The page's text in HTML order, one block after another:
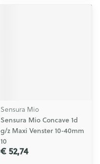
Sensura Mio
Sensura Mio Concave 1d
g/z Maxi Venster 10-40mm
10
€ 52,74